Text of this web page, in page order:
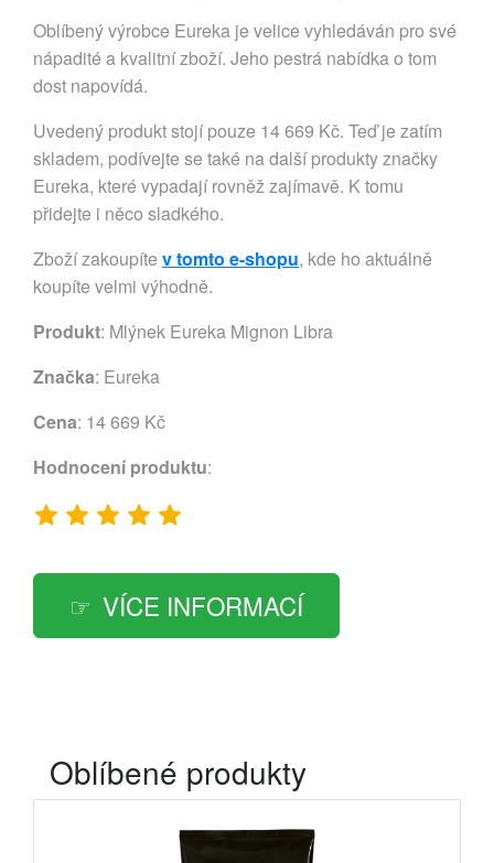
Oblíbený výrobce Eureka je velice vyhledáván pro své
nápadité a kvalitní zboží. Jeho pestrá nabídka o tom
dost napovídá.
Uvedený produkt stojí pouze 14 669 Kč. Teď je zatím
skladem, podívejte se také na další produkty značky
Eureka, které vypadají rovněž zajímavě. K tomu
přidejte i něco sladkého.
Zboží zakoupíte v tomto e-shopu, kde ho aktuálně
koupíte velmi výhodně.
Produkt: Mlýnek Eureka Mignon Libra
Značka: Eureka
Cena: 14 669 Kč
Hodnocení produktu:
VÍCE INFORMACÍ
Oblíbené produkty